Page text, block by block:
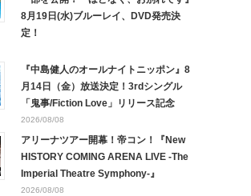
8月19日(水)ブルーレイ、DVD発売決
定！
『中島健人のオールナイトニッポン』8
月14日（金）放送決定！3rdシングル
「鬼事/Fiction Love」リリース記念
2026/08/08
アリーナツアー開幕！帝コン！『New
HISTORY COMING ARENA LIVE -The
Imperial Theatre Symphony-』
2026/08/08